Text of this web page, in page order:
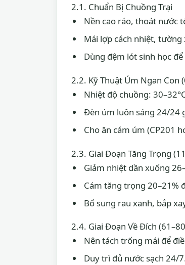
2.1. Chuẩn Bị Chuồng Trại
Nền cao ráo, thoát nước
Mái lợp cách nhiệt,
Dùng đệm lót sinh học
2.2. Kỹ Thuật Úm Ngan Con
Nhiệt độ chuồng:
Đèn úm luôn sáng 24/24
Cho ăn cám úm (CP201
2.3. Giai Đoạn Tăng Trọng
Giảm nhiệt dần xuống
Cám tăng trọng 20–21%
Bổ sung rau xanh, bắp
2.4. Giai Đoạn Về Đích
Nên tách trống mái để
Duy trì đủ nước sạch 24/